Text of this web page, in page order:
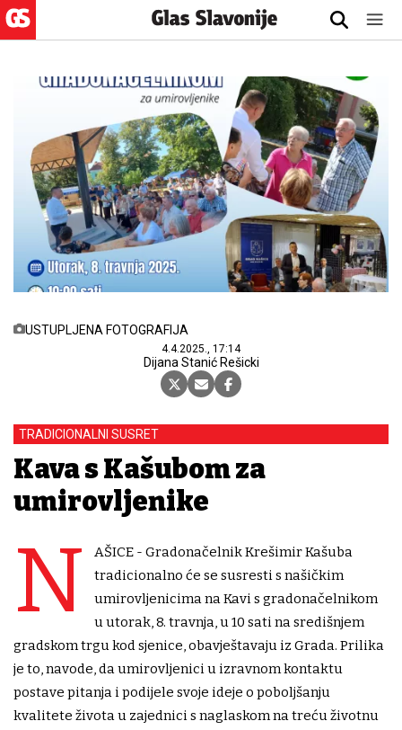
USTUPLJENA FOTOGRAFIJA
4.4.2025., 17:14
Dijana Stanić Rešicki
TRADICIONALNI SUSRET
Kava s Kašubom za
umirovljenike
N
AŠICE - Gradonačelnik Krešimir Kašuba
tradicionalno će se susresti s našičkim
umirovljenicima na Kavi s gradonačelnikom
u utorak, 8. travnja, u 10 sati na središnjem
gradskom trgu kod sjenice, obavještavaju iz Grada. Prilika
je to, navode, da umirovljenici u izravnom kontaktu
postave pitanja i podijele svoje ideje o poboljšanju
kvalitete života u zajednici s naglaskom na treću životnu